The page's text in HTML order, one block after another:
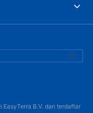
B.V. dan terdaftar